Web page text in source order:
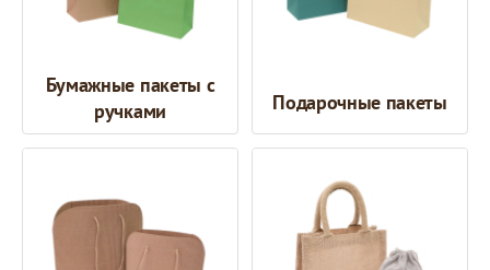
Бумажные пакеты с
ручками
Подарочные пакеты